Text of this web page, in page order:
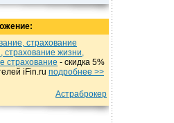
страхование
страхование жизни,
страхование - cкидка 5%
iFin.ru подробнеe >>
Астраброкер